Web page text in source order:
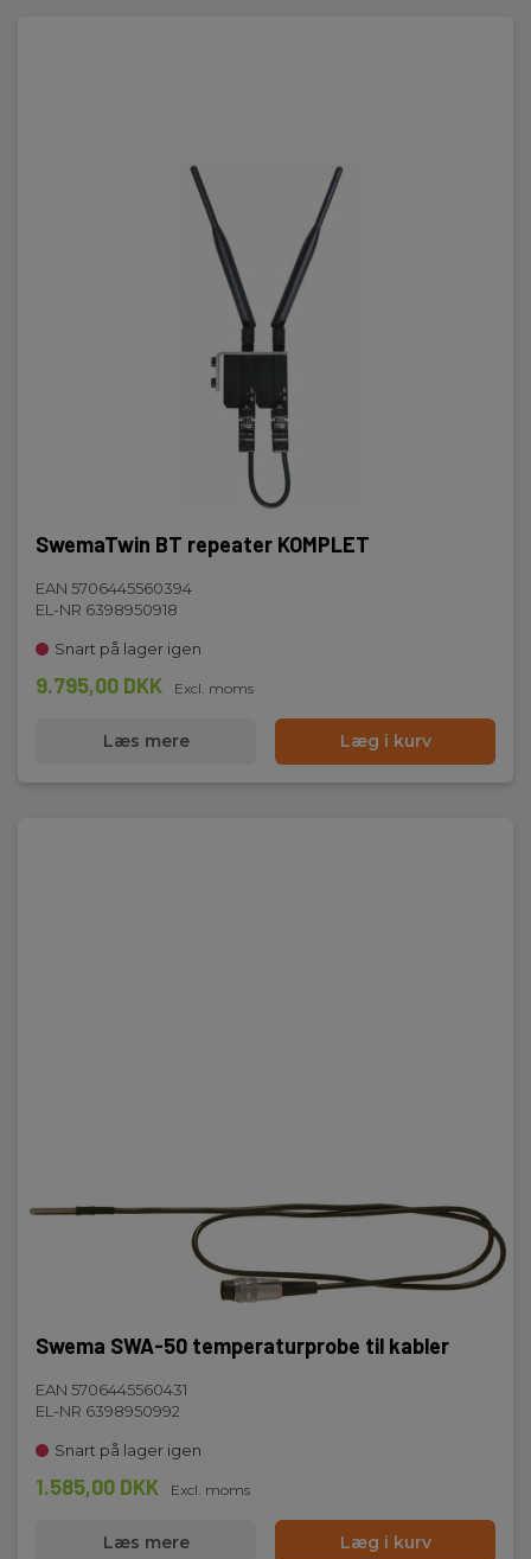
SwemaTwin BT repeater KOMPLET
EAN 5706445560394
EL-NR 6398950918
Snart på lager igen
9.795,00 DKK Excl. moms
Læs mere Læg i kurv
Swema SWA-50 temperaturprobe til kabler
EAN 5706445560431
EL-NR 6398950992
Snart på lager igen
1.585,00 DKK Excl. moms
Læs mere Læg i kurv